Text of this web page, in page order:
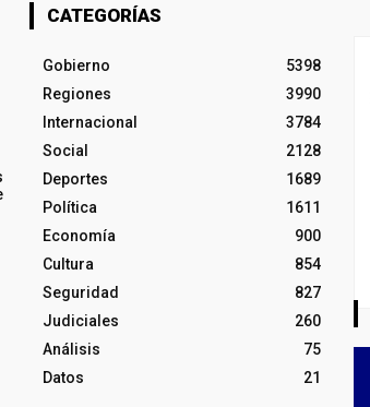
CATEGORÍAS
Gobierno
5398
Regiones
3990
Internacional
3784
Social
2128
Deportes
1689
Política
1611
Economía
900
Cultura
854
Seguridad
827
Judiciales
260
Análisis
75
Datos
21